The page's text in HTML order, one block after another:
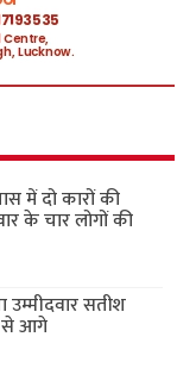
में दो कारों की
के चार लोगों की
सतीश
से आगे